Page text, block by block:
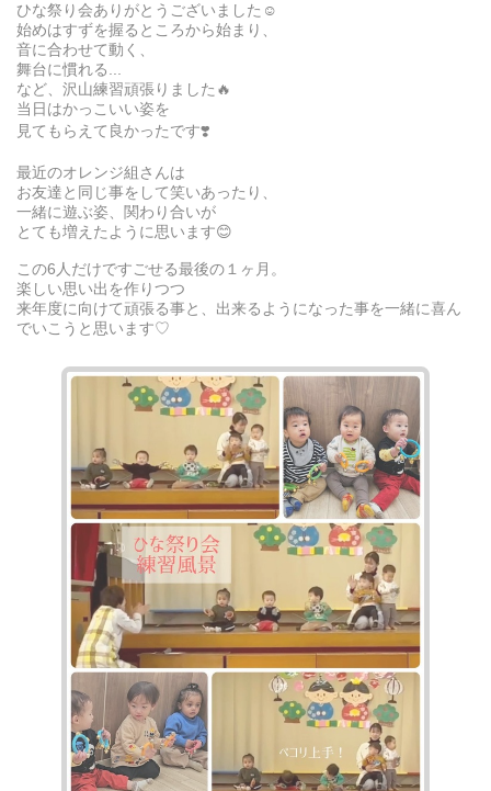
ひな祭り会ありがとうございました☺️
始めはすずを握るところから始まり、
音に合わせて動く、
舞台に慣れる...
など、沢山練習頑張りました🔥
当日はかっこいい姿を
見てもらえて良かったです❣️
最近のオレンジ組さんは
お友達と同じ事をして笑いあったり、
一緒に遊ぶ姿、関わり合いが
とても増えたように思います😊
この6人だけですごせる最後の１ヶ月。
楽しい思い出を作りつつ
来年度に向けて頑張る事と、出来るようになった事を一緒に喜ん
でいこうと思います♡